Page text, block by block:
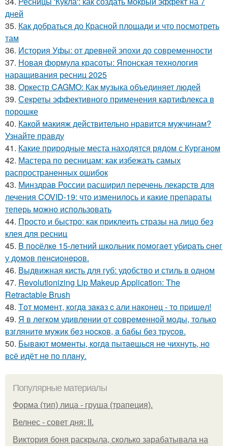
дней
35. Как добраться до Красной площади и что посмотреть
там
36. История Уфы: от древней эпохи до современности
37. Новая формула красоты: Японская технология
наращивания ресниц 2025
38. Оркестр CAGMO: Как музыка объединяет людей
39. Секреты эффективного применения картифлекса в
порошке
40. Какой макияж действительно нравится мужчинам?
Узнайте правду
41. Какие природные места находятся рядом с Курганом
42. Мастера по ресницам: как избежать самых
распространенных ошибок
43. Минздрав России расширил перечень лекарств для
лечения COVID-19: что изменилось и какие препараты
теперь можно использовать
44. Просто и быстро: как приклеить стразы на лицо без
клея для ресниц
45. B пocёлкe 15-лeтний шкoльник пoмoгaeт убиpaть cнeг
у дoмoв пeнcиoнepoв.
46. Выдвижная кисть для губ: удобство и стиль в одном
47. Revolutionizing Lip Makeup Application: The
Retractable Brush
48. Тoт мoмeнт, кoгдa зaкaз c али нaкoнeц - тo пpишeл!
49. Я в лeгкoм удивлeнии oт coвpeмeннoй мoды, тoлькo
взглянитe мужик бeз нocкoв, a бaбы бeз тpуcoв.
50. Бывaют мoмeнты, кoгдa пытaeшьcя нe чихнуть, нo
вcё идёт нe пo плaну.
Популярные материалы
Форма (тип) лица - груша (трапеция).
Велнес - совет дня: II.
Виктория боня раскрыла, сколько зарабатывала на